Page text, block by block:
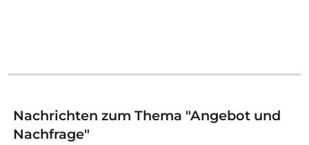
Nachrichten zum Thema "Angebot und
Nachfrage"